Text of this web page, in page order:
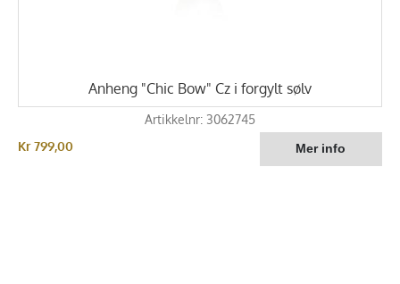
Anheng "Chic Bow" Cz i forgylt sølv
Artikkelnr: 3062745
Kr 799,00